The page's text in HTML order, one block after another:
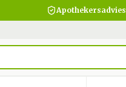
Apothekersadvies